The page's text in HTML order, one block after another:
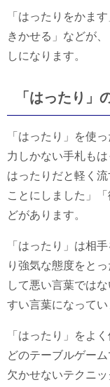
「はったりをかま
きかせる」などが
しになります。
「はったり」
「はったり」を使
力しかない手札も
はったりだと軽く
ことにしました」
どがあります。
「はったり」は相
り強気な態度をと
して悪い言葉では
すい言葉になってい
「はったり」をよ
どのテーブルゲー
欠かせないテクニ